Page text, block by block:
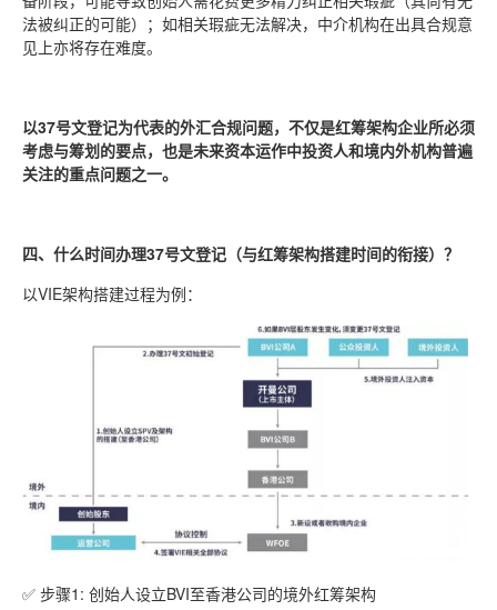
法被纠正的可能）；如相关瑕疵无法解决，中介机构在出具合规意
见上亦将存在难度。
以37号文登记为代表的外汇合规问题，不仅是红筹架构企业所必须
考虑与筹划的要点，也是未来资本运作中投资人和境内外机构普遍
关注的重点问题之一。
四、什么时间办理37号文登记（与红筹架构搭建时间的衔接）？
以VIE架构搭建过程为例：
✅ 步骤1: 创始人设立BVI至香港公司的境外红筹架构